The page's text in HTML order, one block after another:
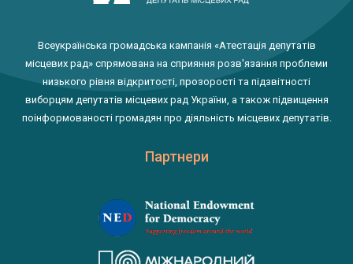
Всеукраїнська громадська кампанія «Атестація депутатів
місцевих рад» спрямована на сприяння розв'язання проблеми
низького рівня відкритості, прозорості та підзвітності
виборцям депутатів місцевих рад України, а також підвищення
поінформованості громадян про діяльність місцевих депутатів.
Партнери